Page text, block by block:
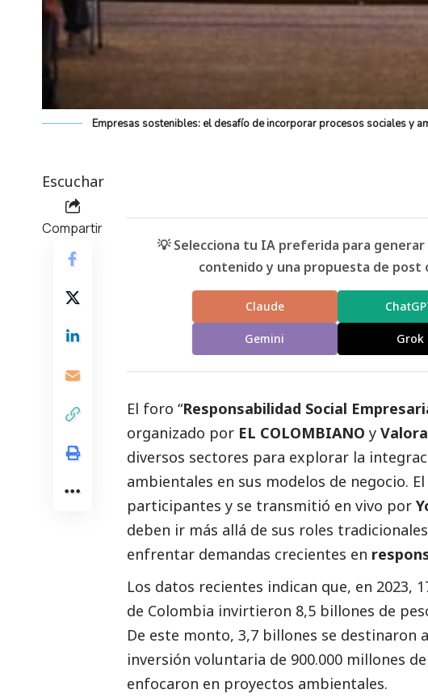
Empresas sostenibles: el desafío de incorporar procesos sociales y
Escuchar
Compartir
💡 Selecciona tu IA preferida para
contenido y una propuesta de post
Claude
Gemini Grok
El foro “Responsabilidad Social
organizado por EL COLOMBIANO y
diversos sectores para explorar la
ambientales en sus modelos de negocio.
participantes y se transmitió en vivo por
deben ir más allá de sus roles
enfrentar demandas crecientes en
Los datos recientes indican que, en 2023,
de Colombia invirtieron 8,5 billones de
De este monto, 3,7 billones se destinaron
inversión voluntaria de 900.000 millones
enfocaron en proyectos ambientales.